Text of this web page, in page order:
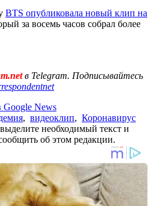
BTS опубликовала новый клип на
за восемь часов собрал более
в Telegram. Подписывайтесь
Google News
, видеоклип, Коронавирус
необходимый текст и
об этом редакции.